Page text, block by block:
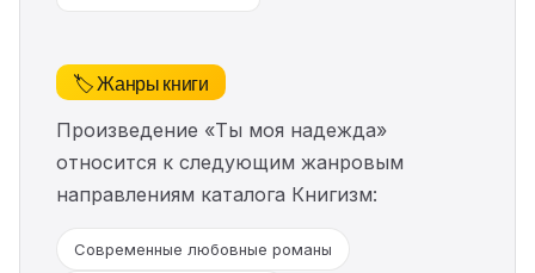
🏷️ Жанры книги
Произведение «Ты моя надежда»
относится к следующим жанровым
направлениям каталога Книгизм:
Современные любовные романы